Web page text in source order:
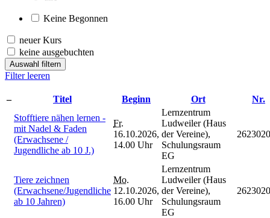
Keine Begonnen
neuer Kurs
keine ausgebuchten
Auswahl filtern
Filter leeren
– Titel Beginn Ort
Nr.
Stofftiere nähen lernen -
mit Nadel & Faden
(Erwachsene /
Jugendliche ab 10 J.)
Fr.
16.10.2026,
14.00 Uhr
Lernzentrum
Ludweiler (Haus
der Vereine),
Schulungsraum
EG
Tiere zeichnen
(Erwachsene/Jugendliche
ab 10 Jahren)
Mo.
12.10.2026,
16.00 Uhr
Lernzentrum
Ludweiler (Haus
der Vereine),
Schulungsraum
EG